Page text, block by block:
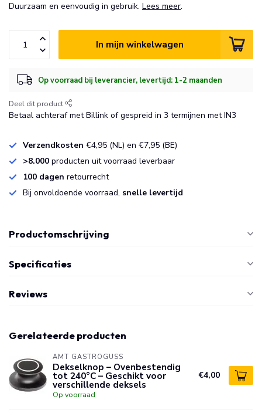
Duurzaam en eenvoudig in gebruik. Lees meer.
In mijn winkelwagen
Op voorraad bij leverancier, levertijd: 1-2 maanden
Deel dit product
Betaal achteraf met Billink of gespreid in 3 termijnen met IN3
Verzendkosten €4,95 (NL) en €7,95 (BE)
>8.000 producten uit voorraad leverbaar
100 dagen retourrecht
Bij onvoldoende voorraad, snelle levertijd
Productomschrijving
Specificaties
Reviews
Gerelateerde producten
AMT GASTROGUSS
Dekselknop – Ovenbestendig
tot 240°C – Geschikt voor
verschillende deksels
Op voorraad
€4,00